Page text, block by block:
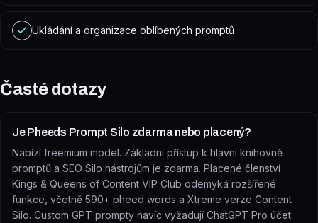
Ukládání a organizace oblíbených promptů
Časté dotazy
Je Pheeds Prompt Silo zdarma nebo placený?
Nabízí freemium model. Základní přístup k hlavní knihovně
promptů a SEO Silo nástrojům je zdarma. Placené členství
Kings & Queens of Content VIP Club odemyká rozšířené
funkce, včetně 590+ pheed words a Xtreme verze Content
Silo. Custom GPT prompty navíc vyžadují ChatGPT Pro účet